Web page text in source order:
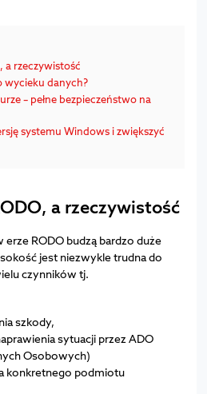
a rzeczywistość
wycieku danych?
– pełne bezpieczeństwo na
systemu Windows i zwiększyć
a rzeczywistość
erze RODO budzą bardzo duże
jest niezwykle trudna do
czynników tj.
szkody,
sytuacji przez ADO
Osobowych)
konkretnego podmiotu